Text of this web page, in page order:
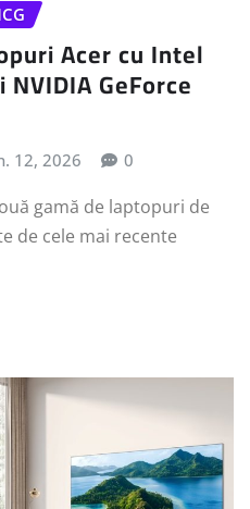
Acer cu Intel
GeForce
12, 2026 0
gamă de laptopuri de
de cele mai recente